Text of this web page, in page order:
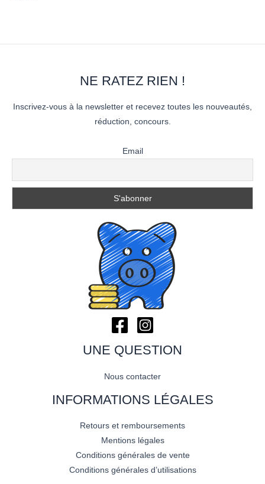
NE RATEZ RIEN !
Inscrivez-vous à la newsletter et recevez toutes les nouveautés,
réduction, concours.
Email
UNE QUESTION
Nous contacter
INFORMATIONS LÉGALES
Retours et remboursements
Mentions légales
Conditions générales de vente
Conditions générales d’utilisations